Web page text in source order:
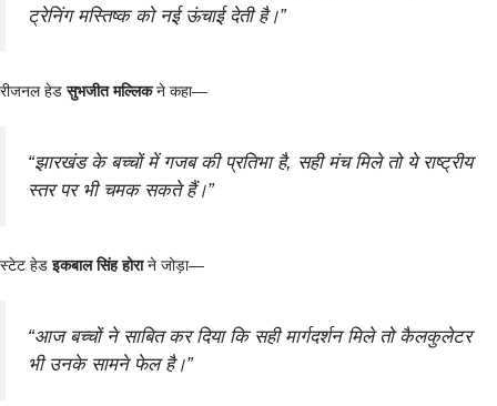
ट्रेनिंग मस्तिष्क को नई ऊंचाई देती है।”
रीजनल हेडसुभजीत मल्लिकने कहा—
“झारखंड के बच्चों में गजब की प्रतिभा है, सही मंच मिले तो ये राष्ट्रीय
स्तर पर भी चमक सकते हैं।”
स्टेट हेडइकबाल सिंह होराने जोड़ा—
“आज बच्चों ने साबित कर दिया कि सही मार्गदर्शन मिले तो कैलकुलेटर
भी उनके सामने फेल है।”